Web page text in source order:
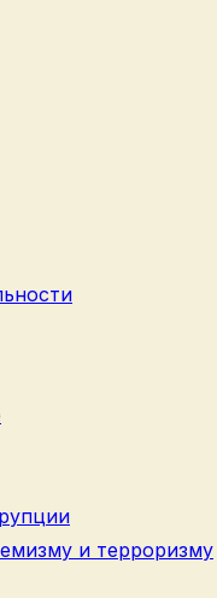
и терроризму